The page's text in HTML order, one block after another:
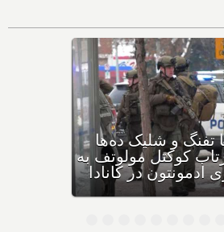
کانادا: این داروی
ماست و چیا، را
و این تشک نیز
خفگی دارد